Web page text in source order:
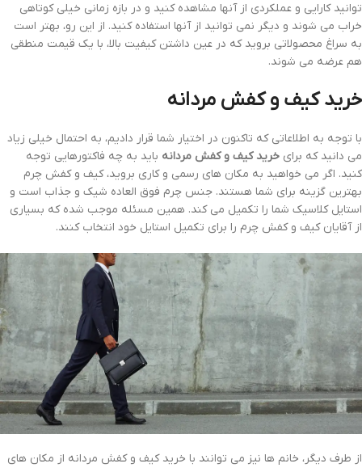
توانید کارایی و عملکردی از آنها مشاهده کنید و در بازه زمانی خیلی کوتاهی
خراب می شوند و دیگر نمی توانید از آنها استفاده کنید. از این رو، بهتر است
به سراغ محصولاتی بروید که در عین داشتن کیفیت بالا، با یک قیمت منطقی
هم عرضه می شوند.
خرید کیف و کفش مردانه
با توجه به اطلاعاتی که تاکنون در اختیار شما قرار دادیم، به احتمال خیلی زیاد
می دانید که برای خرید کیف و کفش مردانه باید به چه فاکتورهایی توجه
کنید. اگر می خواهید به مکان های رسمی و کاری بروید، کیف و کفش چرم
بهترین گزینه برای شما هستند. جنس چرم فوق العاده شیک و جذاب است و
استایل کلاسیک شما را تکمیل می کند. همین مسئله موجب شده که بسیاری
از آقایان کیف و کفش چرم را برای تکمیل استایل خود انتخاب کنند.
از طرف دیگر، خانم ها نیز می توانند با خرید کیف و کفش مردانه از مکان های